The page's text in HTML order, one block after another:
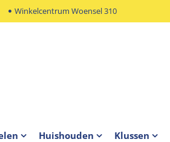
Winkelcentrum Woensel 310
Huishouden Klussen